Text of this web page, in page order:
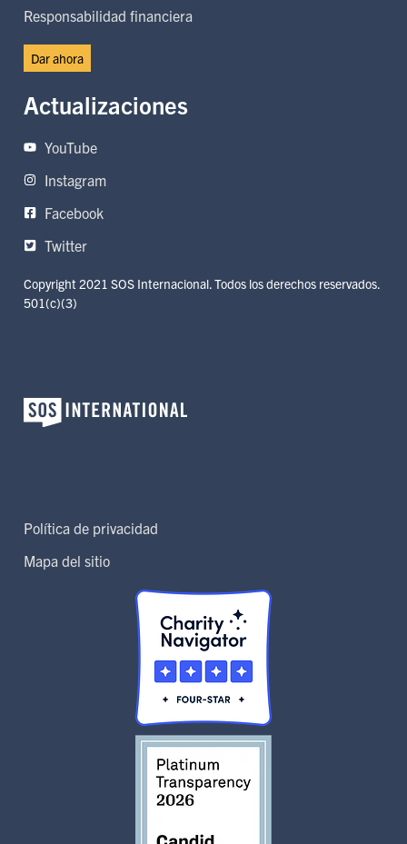
Copyright 2021 SOS Internacional. Todos los derechos reservados.
501(c)(3)
Política de privacidad
Mapa del sitio
Responsabilidad financiera
Dar ahora
Actualizaciones
YouTube
Instagram
Facebook
Twitter